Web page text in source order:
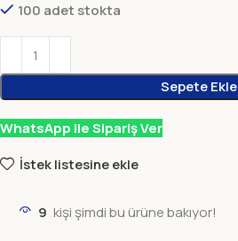
100 adet stokta
Sepete Ekle
WhatsApp ile Sipariş Ver
İstek listesine ekle
9 kişi şimdi bu ürüne bakıyor!